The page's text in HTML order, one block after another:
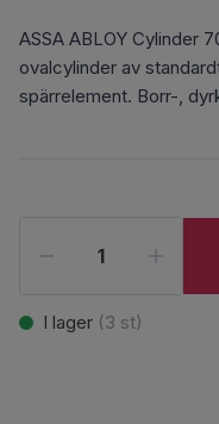
ASSA ABLOY Cylinder
ovalcylinder av
spärrelement. Borr-,
I lager (3 st)